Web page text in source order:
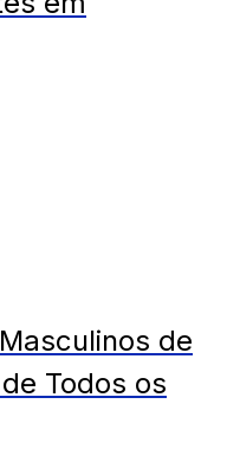
de
Todos os